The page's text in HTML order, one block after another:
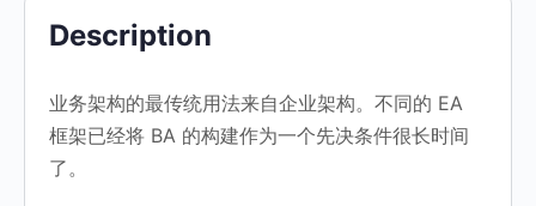
Description
业务架构的最传统用法来自企业架构。不同的 EA
框架已经将 BA 的构建作为一个先决条件很长时间
了。